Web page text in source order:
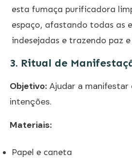
esta fumaça purificadora
espaço, afastando todas as
indesejadas e trazendo paz
3. Ritual de
Objetivo: Ajudar a manifestar
intenções.
Materiais:
Papel e caneta